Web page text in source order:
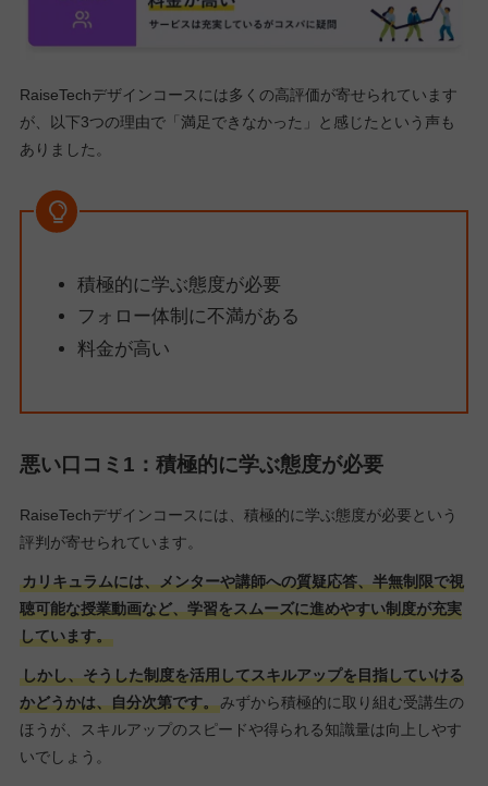
RaiseTechデザインコースには多くの高評価が寄せられています
が、以下3つの理由で「満足できなかった」と感じたという声も
ありました。
積極的に学ぶ態度が必要
フォロー体制に不満がある
料金が高い
悪い口コミ1：積極的に学ぶ態度が必要
RaiseTechデザインコースには、積極的に学ぶ態度が必要という
評判が寄せられています。
カリキュラムには、メンターや講師への質疑応答、半無制限で視
聴可能な授業動画など、学習をスムーズに進めやすい制度が充実
しています。
しかし、そうした制度を活用してスキルアップを目指していける
かどうかは、自分次第です。みずから積極的に取り組む受講生の
ほうが、スキルアップのスピードや得られる知識量は向上しやす
いでしょう。